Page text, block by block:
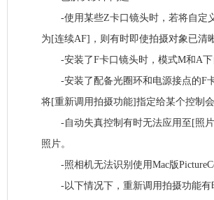
-使用某些Z卡口镜头时，若将自定
为[连续AF]，则有时即使拍摄对象已清
-安装了F卡口镜头时，模式M和A下
-安装了配备光圈环和电源接点的F
将[重新调用拍摄功能]指定给某个控制
-自动失真控制有时无法应用至[照片
照片。
-照相机无法识别使用Mac版
-以下情况下，重新调用拍摄功能有